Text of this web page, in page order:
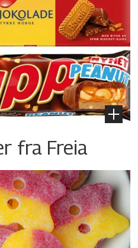
fra Freia